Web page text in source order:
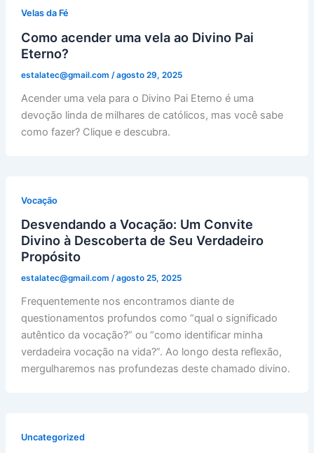
Velas da Fé
Como acender uma vela ao Divino Pai
Eterno?
estalatec@gmail.com /agosto 29, 2025
Acender uma vela para o Divino Pai Eterno é uma
devoção linda de milhares de católicos, mas você sabe
como fazer? Clique e descubra.
Vocação
Desvendando a Vocação: Um Convite
Divino à Descoberta de Seu Verdadeiro
Propósito
estalatec@gmail.com /agosto 25, 2025
Frequentemente nos encontramos diante de
questionamentos profundos como “qual o significado
autêntico da vocação?” ou “como identificar minha
verdadeira vocação na vida?”. Ao longo desta reflexão,
mergulharemos nas profundezas deste chamado divino.
Uncategorized